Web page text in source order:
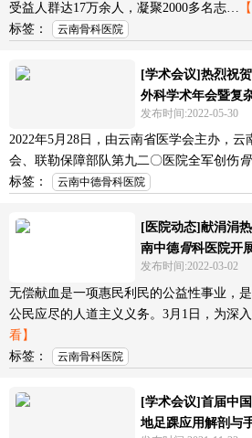
受益人群达17万余人，凝聚2000多名志…
标签：
云南骨科医院
[学术会议]热烈祝
外科学术年会暨复
新技术论坛圆满召开
发布时间:2022-05-30
2022年5月28日，由云南省医学会主办，
会、联勒保障部队第九二〇医院全军创伤骨
标签：
云南中德骨科医院
[医院动态]献涓涓
南中德骨科医院开
发布时间:2022-03-02
无偿献血是一项惠民利民的公益性事业，
公民应尽的人道主义义务。3月1日，为深
看】
标签：
云南骨科医院
[学术会议]首届中
地足踝应用解剖与